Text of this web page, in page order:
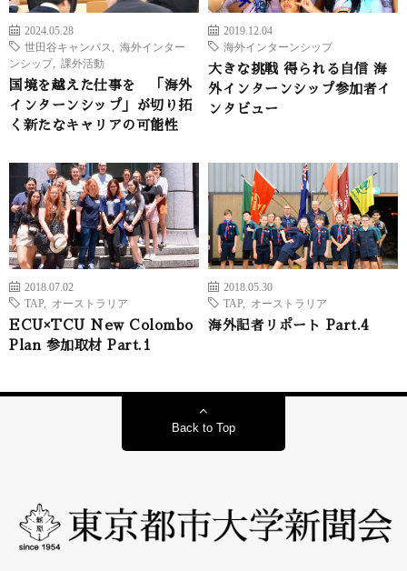
2024.05.28
世田谷キャンパス
海外インター
ンシップ, 課外活動
国境を越えた仕事を 「海外
インターンシップ」が切り拓
く新たなキャリアの可能性
2019.12.04
海外インターンシップ
大きな挑戦 得られる自信 海
外インターンシップ参加者イ
ンタビュー
2018.07.02
TAP
オーストラリア
ECU×TCU New Colombo
Plan 参加取材 Part.1
2018.05.30
TAP
オーストラリア
海外記者リポート Part.4
Back to Top